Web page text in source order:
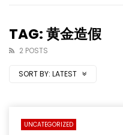
TAG: 黄金造假
2 POSTS
SORT BY: LATEST
UNCATEGORIZED